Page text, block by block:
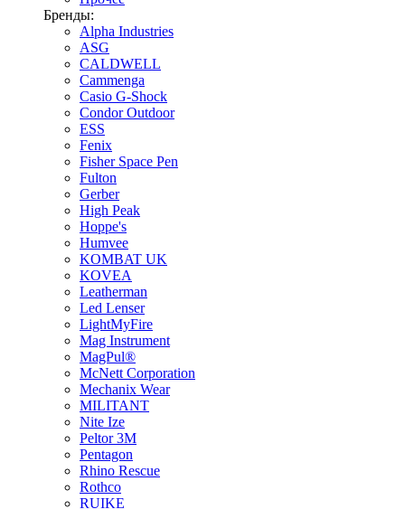
Бренды:
Alpha Industries
ASG
CALDWELL
Cammenga
Casio G-Shock
Condor Outdoor
ESS
Fenix
Fisher Space Pen
Fulton
Gerber
High Peak
Hoppe's
Humvee
KOMBAT UK
KOVEA
Leatherman
Led Lenser
LightMyFire
Mag Instrument
MagPul®
McNett Corporation
Mechanix Wear
MILITANT
Nite Ize
Peltor 3M
Pentagon
Rhino Rescue
Rothco
RUIKE